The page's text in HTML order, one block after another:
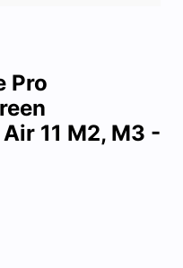
Pro
11 M2, M3 -